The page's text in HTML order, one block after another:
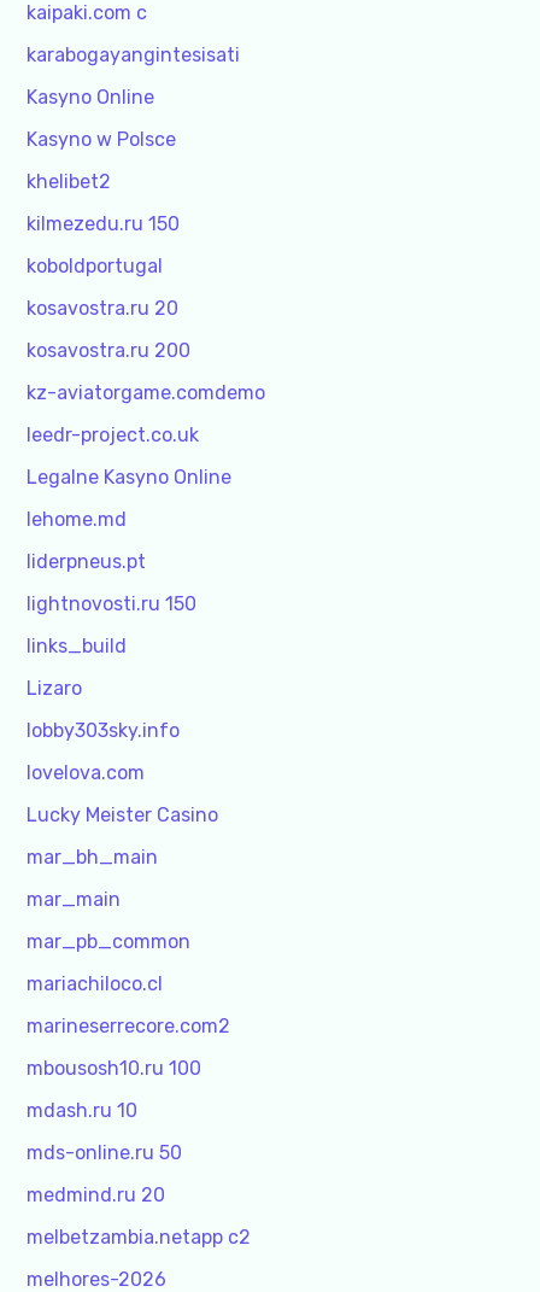
kaipaki.com c
karabogayangintesisati
Kasyno Online
Kasyno w Polsce
khelibet2
kilmezedu.ru 150
koboldportugal
kosavostra.ru 20
kosavostra.ru 200
kz-aviatorgame.comdemo
leedr-project.co.uk
Legalne Kasyno Online
lehome.md
liderpneus.pt
lightnovosti.ru 150
links_build
Lizaro
lobby303sky.info
lovelova.com
Lucky Meister Casino
mar_bh_main
mar_main
mar_pb_common
mariachiloco.cl
marineserrecore.com2
mbousosh10.ru 100
mdash.ru 10
mds-online.ru 50
medmind.ru 20
melbetzambia.netapp c2
melhores-2026